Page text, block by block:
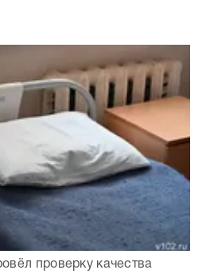
проверку качества